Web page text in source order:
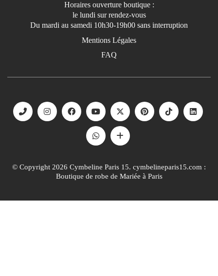
Horaires ouverture boutique :
le lundi sur rendez-vous
Du mardi au samedi 10h30-19h00 sans interruption
Mentions Légales
FAQ
© Copyright 2026 Cymbeline Paris 15. cymbelineparis15.com :
Boutique de robe de Mariée à Paris